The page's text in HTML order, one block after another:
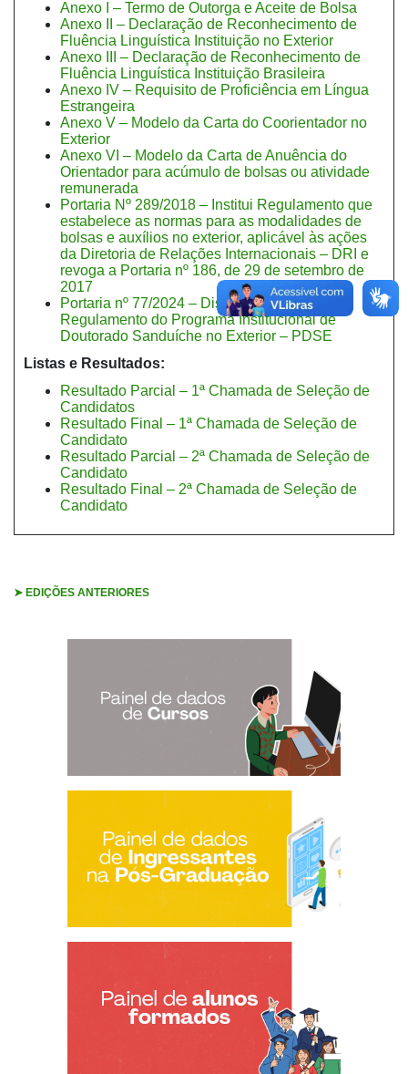
Anexo I – Termo de Outorga e Aceite de Bolsa
Anexo II – Declaração de Reconhecimento de
Fluência Linguística Instituição no Exterior
Anexo III – Declaração de Reconhecimento de
Fluência Linguística Instituição Brasileira
Anexo IV – Requisito de Proficiência em Língua
Estrangeira
Anexo V – Modelo da Carta do Coorientador no
Exterior
Anexo VI – Modelo da Carta de Anuência do
Orientador para acúmulo de bolsas ou atividade
remunerada
Portaria Nº 289/2018 – Institui Regulamento que
estabelece as normas para as modalidades de
bolsas e auxílios no exterior, aplicável às ações
da Diretoria de Relações Internacionais – DRI e
revoga a Portaria nº 186, de 29 de setembro de
2017
Portaria nº 77/2024 – Dispõe sobre o
Regulamento do Programa Institucional de
Doutorado Sanduíche no Exterior – PDSE
Listas e Resultados:
Resultado Parcial – 1ª Chamada de Seleção de
Candidatos
Resultado Final – 1ª Chamada de Seleção de
Candidato
Resultado Parcial – 2ª Chamada de Seleção de
Candidato
Resultado Final – 2ª Chamada de Seleção de
Candidato
➤ EDIÇÕES ANTERIORES